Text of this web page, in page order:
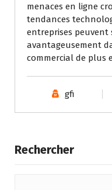
menaces en ligne
tendances
entreprises peuvent
avantageusement
commercial de plus
gfi
Rechercher